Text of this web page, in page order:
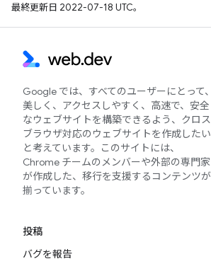
最終更新日 2022-07-18 UTC。
Google では、すべてのユーザーにとって、
美しく、アクセスしやすく、高速で、安全
なウェブサイトを構築できるよう、クロス
ブラウザ対応のウェブサイトを作成したい
と考えています。このサイトには、
Chrome チームのメンバーや外部の専門家
が作成した、移行を支援するコンテンツが
揃っています。
投稿
バグを報告